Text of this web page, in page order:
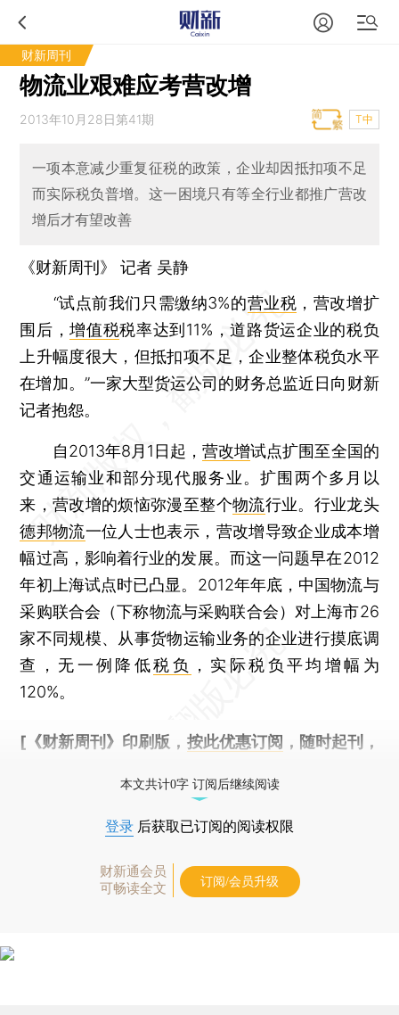
财新周刊
物流业艰难应考营改增
2013年10月28日第41期 T中
一项本意减少重复征税的政策，企业却因抵扣项不足
而实际税负普增。这一困境只有等全行业都推广营改
增后才有望改善
《财新周刊》 记者 吴静
“试点前我们只需缴纳3%的营业税 ，营改增扩
围后，增值税税率达到11%，道路货运企业的税负
上升幅度很大，但抵扣项不足，企业整体税负水平
在增加。”一家大型货运公司的财务总监近日向财新
记者抱怨。
自2013年8月1日起，营改增试点扩围至全国的
交通运输业和部分现代服务业。扩围两个多月以
来，营改增的烦恼弥漫至整个物流行业。行业龙头
德邦物流一位人士也表示，营改增导致企业成本增
幅过高，影响着行业的发展。而这一问题早在2012
年初上海试点时已凸显。2012年年底，中国物流与
采购联合会（下称物流与采购联合会）对上海市26
家不同规模、从事货物运输业务的企业进行摸底调
查，无一例降低税负
，实际税负平均增幅为
120%。
[《财新周刊》印刷版， 按此优惠订阅 ，随时起刊，
本文共计0字 订阅后继续阅读
登录 后获取已订阅的阅读权限
财新通会员
可畅读全文
订阅/会员升级